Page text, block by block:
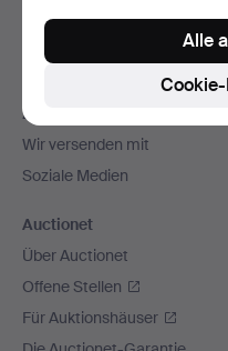
Navigation
Hilfe und Kontakt
Kontakt mit dem Support
Zahlungsweisen
Wir versenden mit
Soziale Medien
Auctionet
Über Auctionet
Offene Stellen
Für Auktionshäuser
Alle